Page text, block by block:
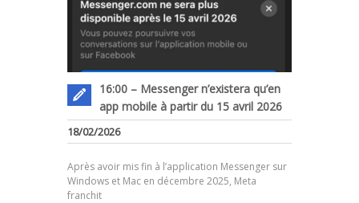
16:00 – Messenger n’existera qu’en
app mobile à partir du 15 avril 2026
18/02/2026
Après avoir mis fin à l’application Messenger sur
Windows et Mac en décembre 2025, Meta
franchit